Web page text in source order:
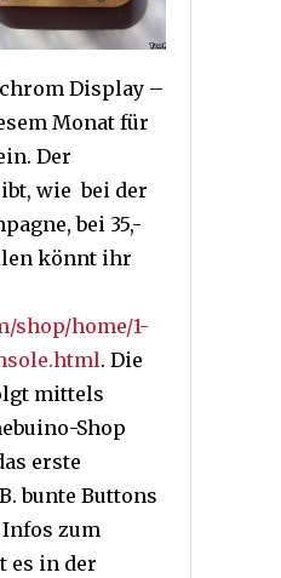
Display –
Monat für
Der
wie bei der
bei 35,-
könnt ihr
shop/home/1-
. Die
mittels
Shop
erste
bunte Buttons
zum
es in der